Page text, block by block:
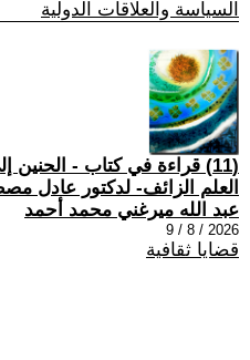
السياسة والعلاقات الدولية
(11) قراءة في كتاب -
العلم الزائف- لدكتور عادل
عبد الله ميرغني محمد أحمد
2026 / 8 / 9
قضايا ثقافية